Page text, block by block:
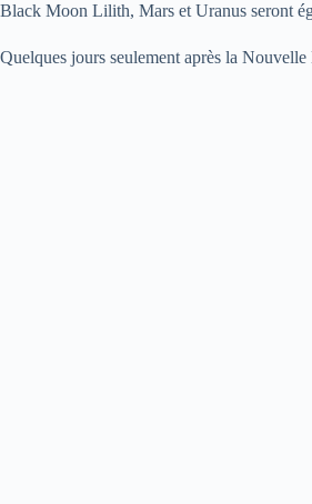
Black Moon Lilith, Mars et Uranus seront
Quelques jours seulement après la